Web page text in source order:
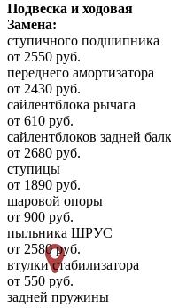
Подвеска и ходовая
Замена:
ступичного подшипника
от 2550 руб.
переднего амортизатора
от 2430 руб.
сайлентблока рычага
от 610 руб.
сайлентблоков задней
от 2680 руб.
ступицы
от 1890 руб.
шаровой опоры
от 900 руб.
пыльника ШРУС
от 2580 руб.
втулки стабилизатора
от 550 руб.
задней пружины